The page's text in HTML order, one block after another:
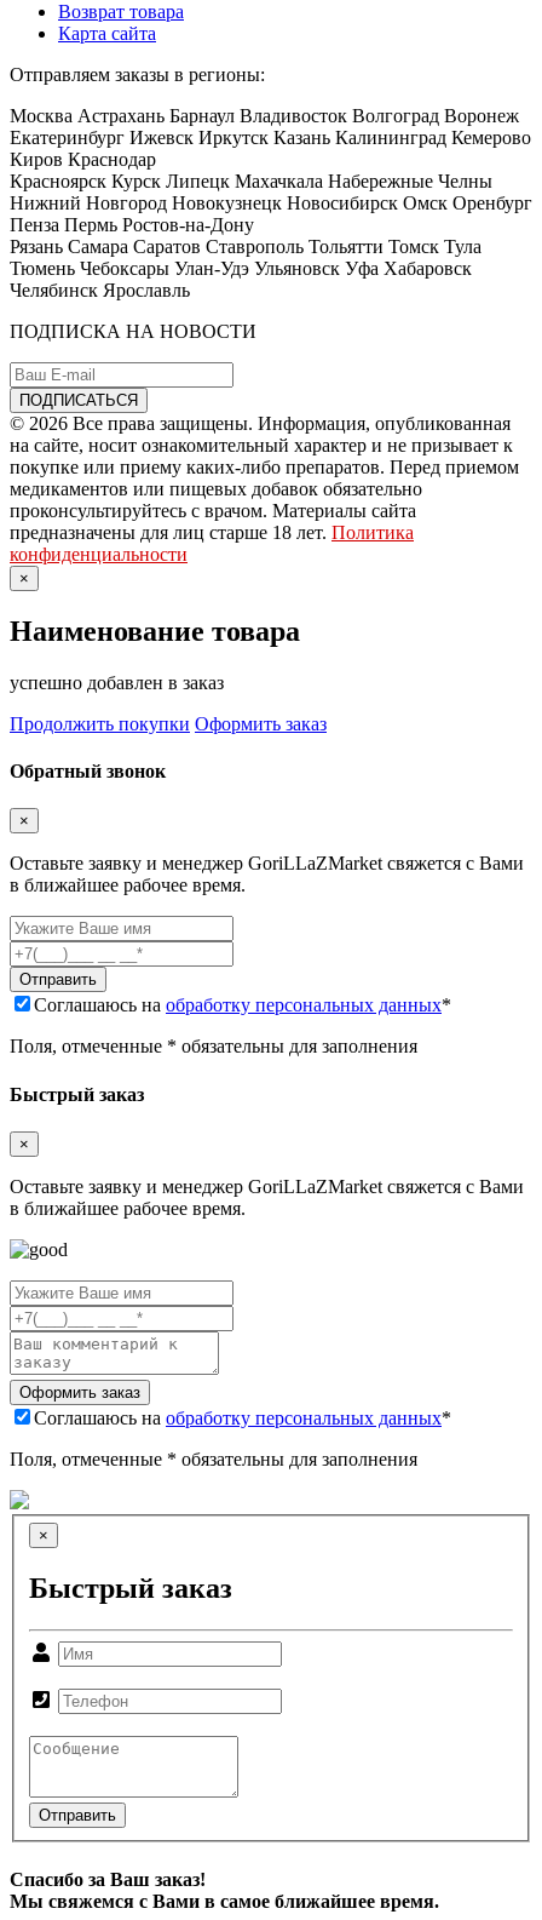
Возврат товара
Карта сайта
Отправляем заказы в регионы:
Москва Астрахань Барнаул Владивосток Волгоград Воронеж
Екатеринбург Ижевск Иркутск Казань Калининград Кемерово
Киров Краснодар
Красноярск Курск Липецк Махачкала Набережные Челны
Нижний Новгород Новокузнецк Новосибирск Омск Оренбург
Пенза Пермь Ростов-на-Дону
Рязань Самара Саратов Ставрополь Тольятти Томск Тула
Тюмень Чебоксары Улан-Удэ Ульяновск Уфа Хабаровск
Челябинск Ярославль
ПОДПИСКА НА НОВОСТИ
© 2026 Все права защищены. Информация, опубликованная
на сайте, носит ознакомительный характер и не призывает к
покупке или приему каких-либо препаратов. Перед приемом
медикаментов или пищевых добавок обязательно
проконсультируйтесь с врачом. Материалы сайта
предназначены для лиц старше 18 лет. Политика
конфиденциальности
×
Наименование товара
успешно добавлен в заказ
Продолжить покупки Оформить заказ
Обратный звонок
×
Оставьте заявку и менеджер GoriLLaZMarket свяжется с Вами
в ближайшее рабочее время.
Соглашаюсь на обработку персональных данных*
Поля, отмеченные * обязательны для заполнения
Быстрый заказ
×
Оставьте заявку и менеджер GoriLLaZMarket свяжется с Вами
в ближайшее рабочее время.
Соглашаюсь на обработку персональных данных*
Поля, отмеченные * обязательны для заполнения
×
Быстрый заказ
Отправить
Спасибо за Ваш заказ!
Мы свяжемся с Вами в самое ближайшее время.